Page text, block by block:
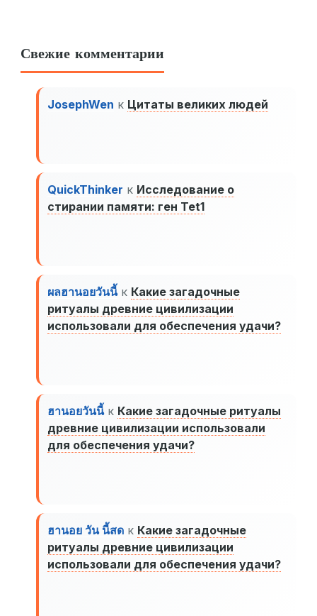
Свежие комментарии
JosephWen к Цитаты великих людей
QuickThinker к Исследование о
стирании памяти: ген Tet1
ผลฮานอยวันนี้к Какие загадочные
ритуалы древние цивилизации
использовали для обеспечения удачи?
ฮานอยวันนี้к Какие загадочные ритуалы
древние цивилизации использовали
для обеспечения удачи?
ฮานอย วัน นี้สด к Какие загадочные
ритуалы древние цивилизации
использовали для обеспечения удачи?